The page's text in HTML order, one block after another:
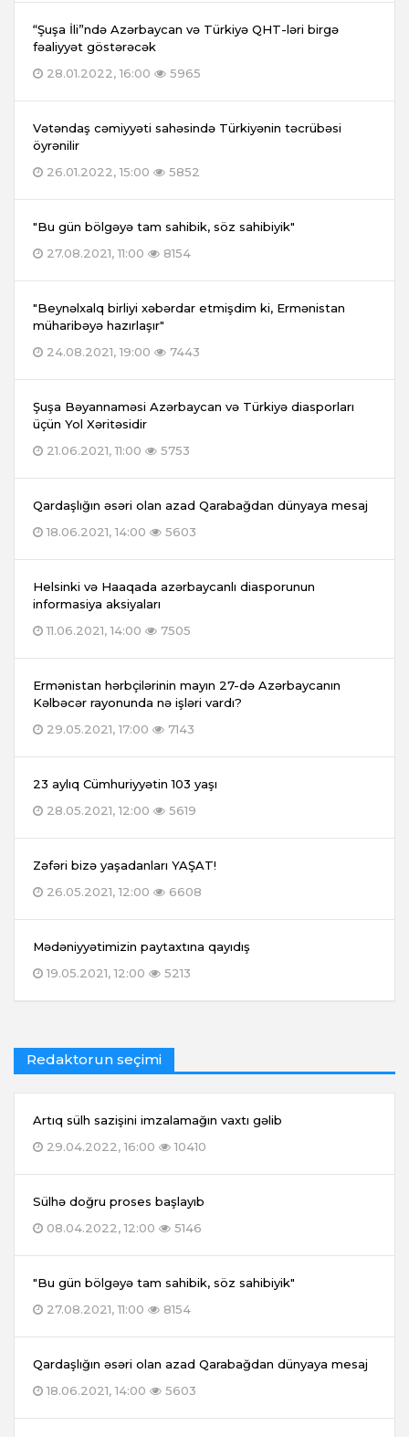
“Şuşa İli”ndə Azərbaycan və Türkiyə QHT-ləri birgə
fəaliyyət göstərəcək
28.01.2022, 16:00
5965
Vətəndaş cəmiyyəti sahəsində Türkiyənin təcrübəsi
öyrənilir
26.01.2022, 15:00
5852
"Bu gün bölgəyə tam sahibik, söz sahibiyik"
27.08.2021, 11:00
8154
"Beynəlxalq birliyi xəbərdar etmişdim ki, Ermənistan
müharibəyə hazırlaşır"
24.08.2021, 19:00
7443
Şuşa Bəyannaməsi Azərbaycan və Türkiyə diasporları
üçün Yol Xəritəsidir
21.06.2021, 11:00
5753
Qardaşlığın əsəri olan azad Qarabağdan dünyaya mesaj
18.06.2021, 14:00
5603
Helsinki və Haaqada azərbaycanlı diasporunun
informasiya aksiyaları
11.06.2021, 14:00
7505
Ermənistan hərbçilərinin mayın 27-də Azərbaycanın
Kəlbəcər rayonunda nə işləri vardı?
29.05.2021, 17:00
7143
23 aylıq Cümhuriyyətin 103 yaşı
28.05.2021, 12:00
5619
Zəfəri bizə yaşadanları YAŞAT!
26.05.2021, 12:00
6608
Mədəniyyətimizin paytaxtına qayıdış
19.05.2021, 12:00
5213
Redaktorun seçimi
Artıq sülh sazişini imzalamağın vaxtı gəlib
29.04.2022, 16:00
10410
Sülhə doğru proses başlayıb
08.04.2022, 12:00
5146
"Bu gün bölgəyə tam sahibik, söz sahibiyik"
27.08.2021, 11:00
8154
Qardaşlığın əsəri olan azad Qarabağdan dünyaya mesaj
18.06.2021, 14:00
5603